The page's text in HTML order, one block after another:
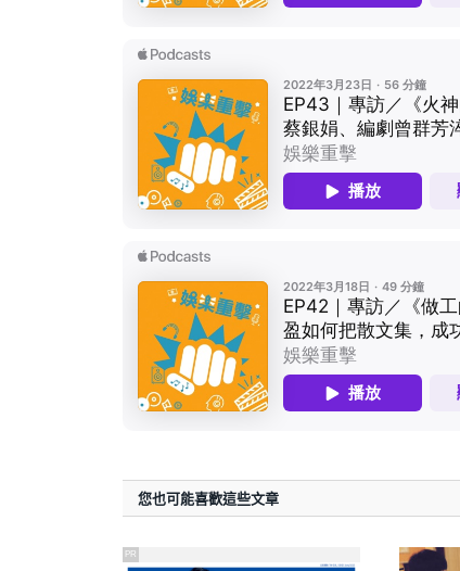
您也可能喜歡這些文章
PR